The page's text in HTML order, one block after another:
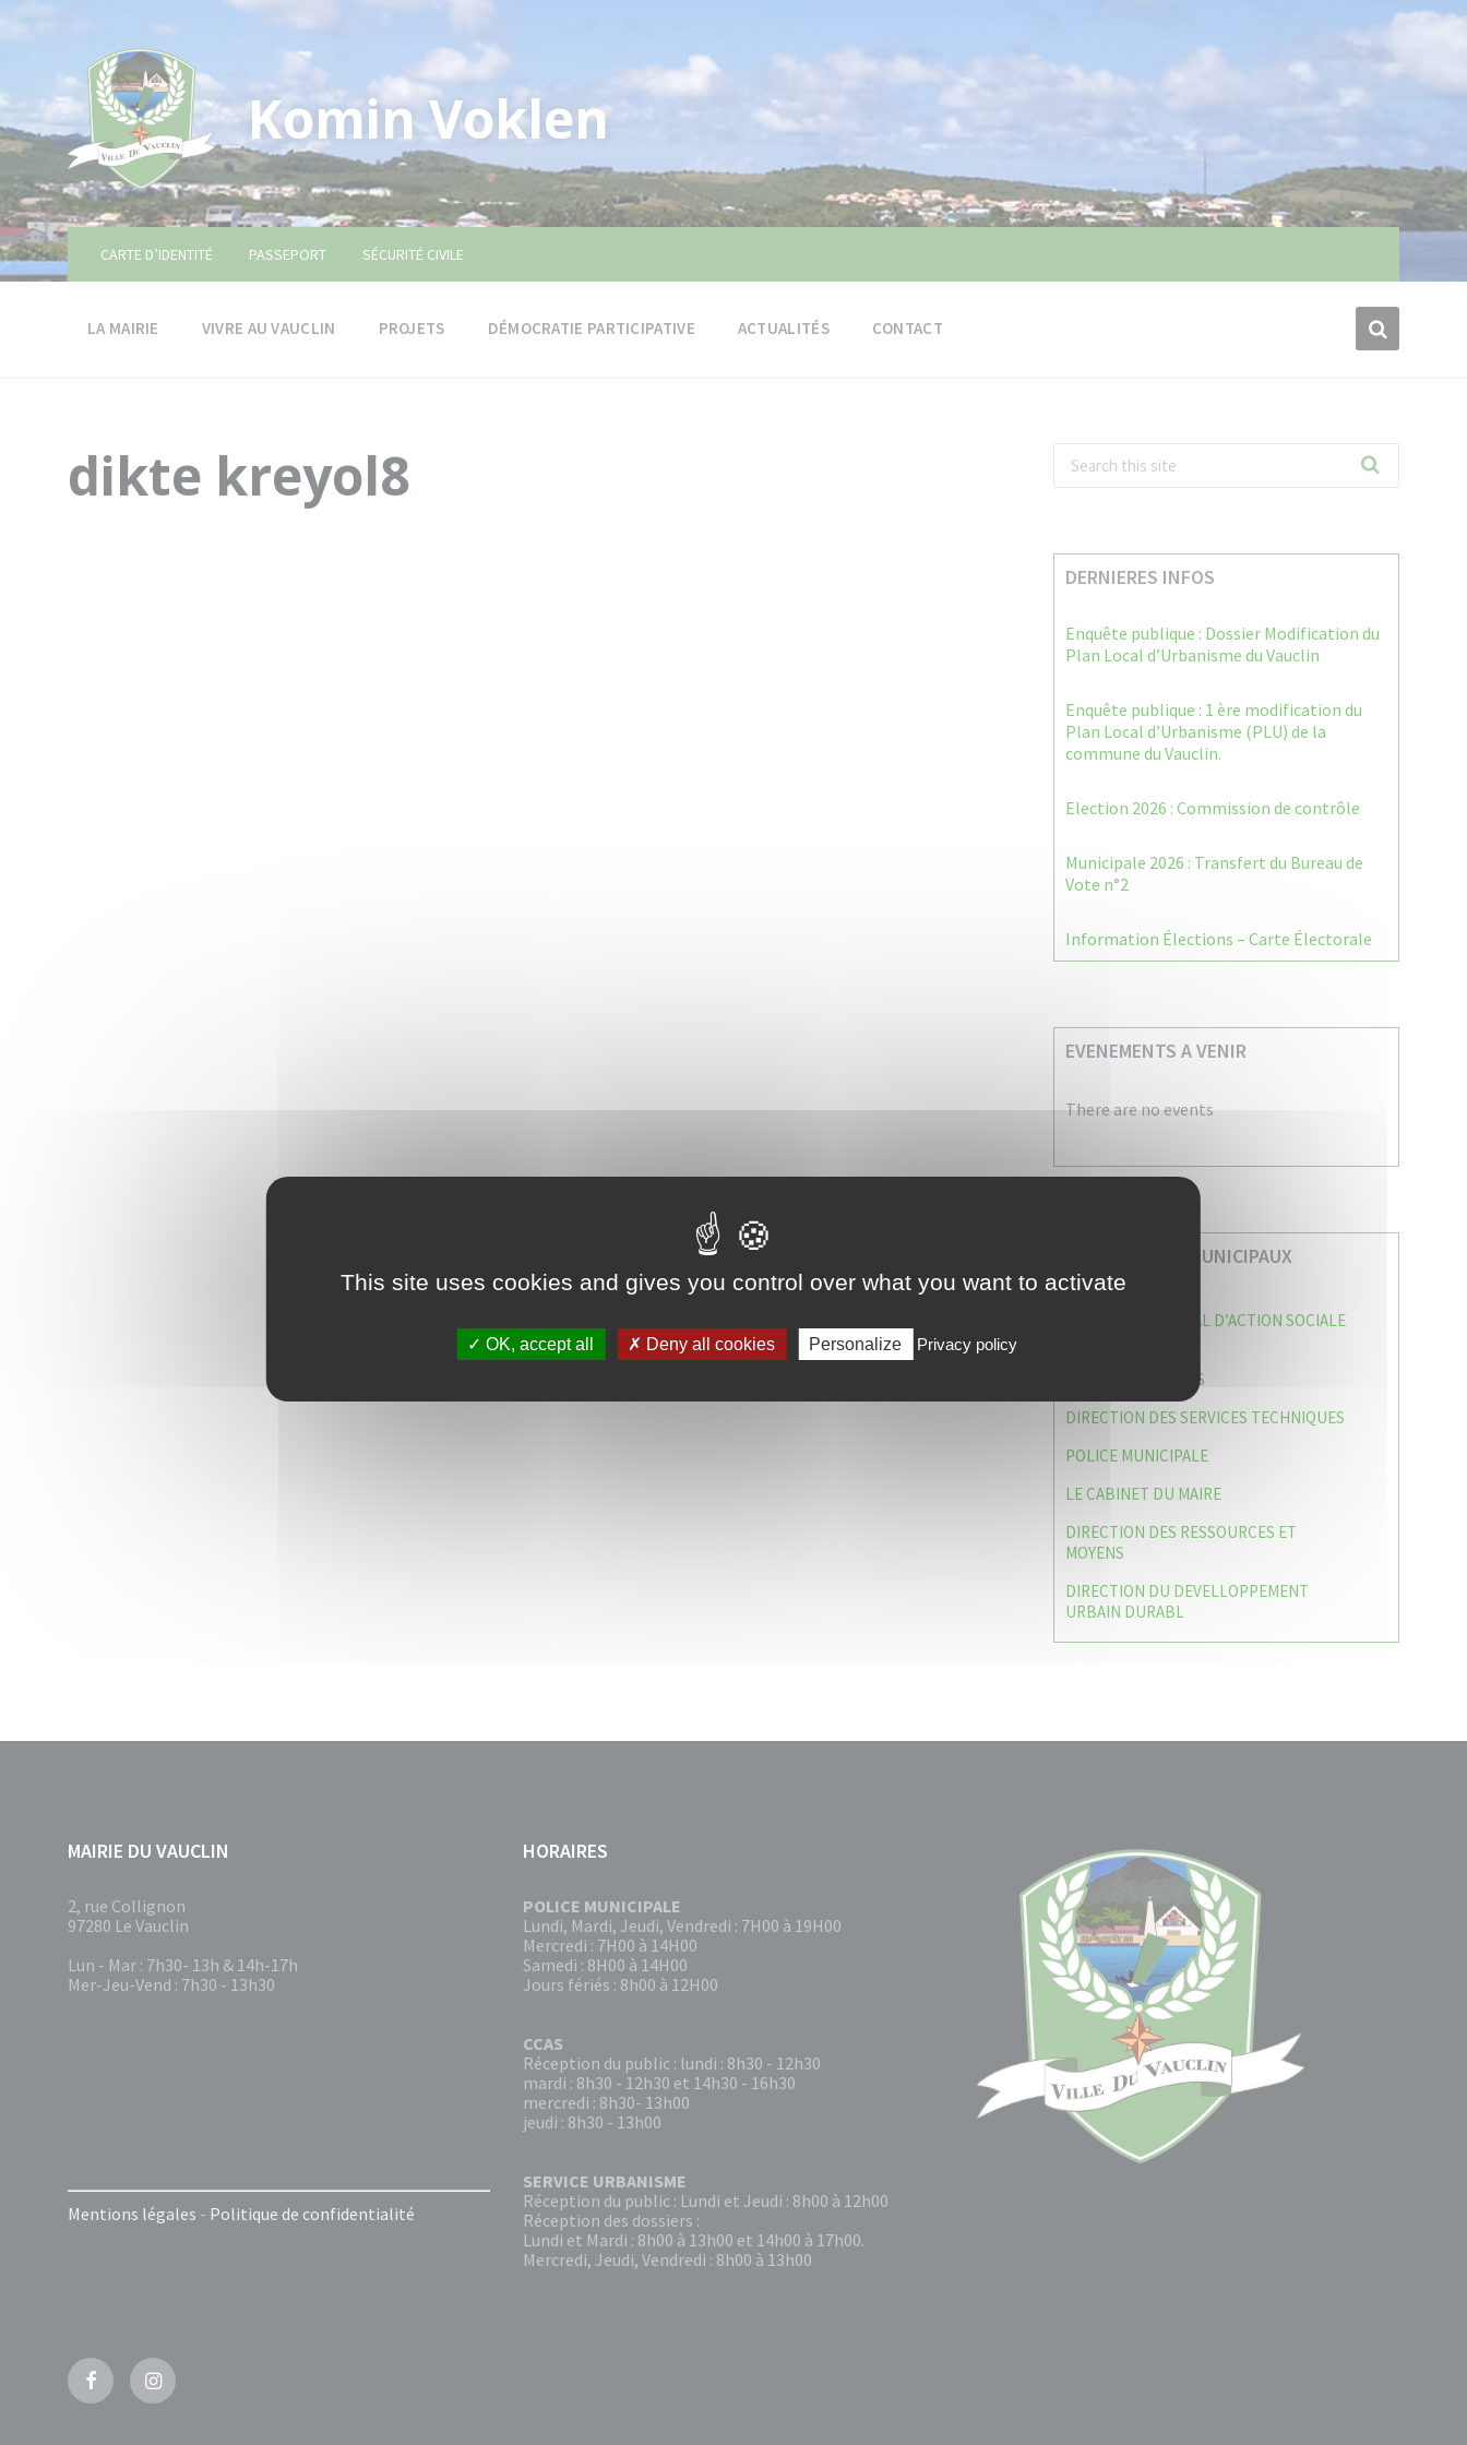
Komin Voklen
CARTE D’IDENTITÉ PASSEPORT SÉCURITÉ CIVILE
LA MAIRIE VIVRE AU VAUCLIN PROJETS DÉMOCRATIE PARTICIPATIVE ACTUALITÉS CONTACT
dikte kreyol8
DERNIERES INFOS
Enquête publique : Dossier Modification du
Plan Local d’Urbanisme du Vauclin
Enquête publique : 1 ère modification du
Plan Local d’Urbanisme (PLU) de la
commune du Vauclin.
Election 2026 : Commission de contrôle
Municipale 2026 : Transfert du Bureau de
Vote n°2
Information Élections – Carte Électorale
EVENEMENTS A VENIR
There are no events
VOS SERVICES MUNICIPAUX
CENTRE COMMUNAL D’ACTION SOCIALE
CAISSE DES ÉCOLES
DIRECTION DES SERVICES TECHNIQUES
POLICE MUNICIPALE
LE CABINET DU MAIRE
DIRECTION DES RESSOURCES ET
MOYENS
DIRECTION DU DEVELLOPPEMENT
URBAIN DURABL
MAIRIE DU VAUCLIN
2, rue Collignon
97280 Le Vauclin
Lun - Mar : 7h30- 13h & 14h-17h
Mer-Jeu-Vend : 7h30 - 13h30
Mentions légales - Politique de confidentialité
HORAIRES
POLICE MUNICIPALE
Lundi, Mardi, Jeudi, Vendredi : 7H00 à 19H00
Mercredi : 7H00 à 14H00
Samedi : 8H00 à 14H00
Jours fériés : 8h00 à 12H00
CCAS
Réception du public : lundi : 8h30 - 12h30
mardi : 8h30 - 12h30 et 14h30 - 16h30
mercredi : 8h30- 13h00
jeudi : 8h30 - 13h00
SERVICE URBANISME
Réception du public : Lundi et Jeudi : 8h00 à 12h00
Réception des dossiers :
Lundi et Mardi : 8h00 à 13h00 et 14h00 à 17h00.
Mercredi, Jeudi, Vendredi : 8h00 à 13h00
FacebookInstagram
This site uses cookies and gives you control over what you want to activate
OK, accept all Deny all cookies Personalize Privacy policy